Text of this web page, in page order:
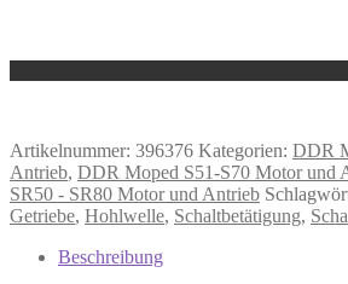
Artikelnummer: 396376 Kategorien: DDR
Antrieb, DDR Moped S51-S70 Motor und
SR50 - SR80 Motor und Antrieb
Getriebe, Hohlwelle, Schaltbetätigung,
Beschreibung